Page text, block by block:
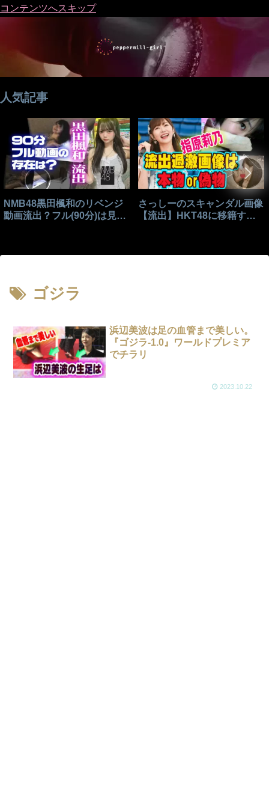
コンテンツへスキップ
人気記事
NMB48黒田楓和のリベンジ
動画流出？フル(90分)は見れ
さっしーのスキャンダル画像
【流出】HKT48に移籍する
ゴジラ
浜辺美波は足の血管まで美しい。
『ゴジラ-1.0』ワールドプレミア
でチラリ
2023.10.22